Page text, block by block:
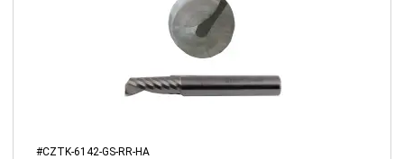
#CZTK-6142-GS-RR-HA